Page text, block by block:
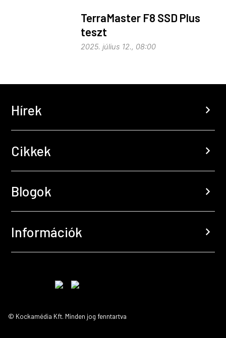
TerraMaster F8 SSD Plus
teszt
2025. július 12., 08:00
Hírek chevron_right
Cikkek chevron_right
Blogok chevron_right
Információk chevron_right
© Kockamédia Kft. Minden jog fenntartva